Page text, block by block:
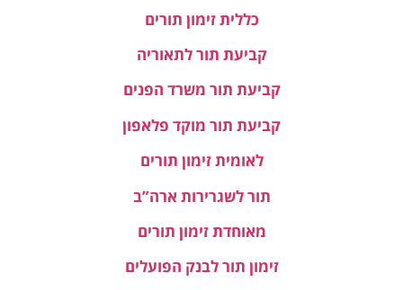
כללית זימון תורים
קביעת תור לתאוריה
קביעת תור משרד הפנים
קביעת תור מוקד פלאפון
לאומית זימון תורים
תור לשגרירות ארה”ב
מאוחדת זימון תורים
זימון תור לבנק הפועלים